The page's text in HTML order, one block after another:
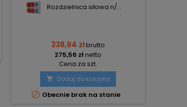
Rozdzielnica siłowa n/...
338,94 złbrutto
275,56 złnetto
Cena za szt.
 Dodaj do koszyka
 Obecnie brak na stanie